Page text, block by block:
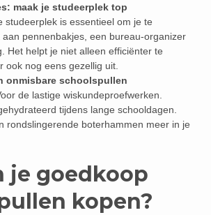
maak je studeerplek top
studeerplek is essentieel om je te
pennenbakjes, een bureau-organizer
Het helpt je niet alleen efficiënter te
ook nog eens gezellig uit.
onmisbare schoolspullen
de lastige wiskundeproefwerken.
tijdens lange schooldagen.
rondslingerende boterhammen meer in je
je goedkoop
kopen?